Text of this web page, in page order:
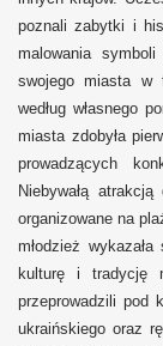
poznali zabytki i
malowania
swojego miasta w
według własnego
miasta zdobyła
prowadzących
Niebywałą
organizowane na
młodzież
kulturę i tradycję
przeprowadzili pod
ukraińskiego oraz